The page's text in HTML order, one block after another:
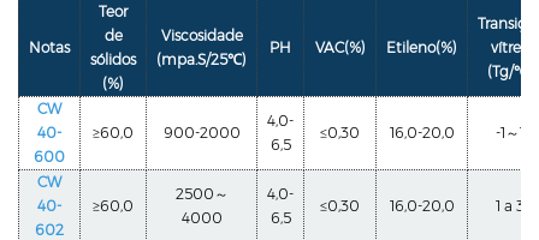
Notas
Teor
de
sólidos
(%)
Viscosidade
(mpa.S/25℃)
PH VAC(%) Etileno(%)
vítrea
(Tg/℃)
CW
40-
600
≥60,0 900-2000
4,0-
6,5
≤0,30 16,0-20,0 -1～1
CW
40-
602
≥60,0
2500～
4000
4,0-
6,5
≤0,30 16,0-20,0 1 a 3